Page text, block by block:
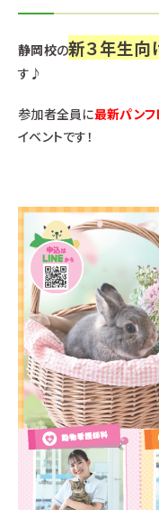
静岡校の新３年生向
す♪
参加者全員に最新パン
イベントです！